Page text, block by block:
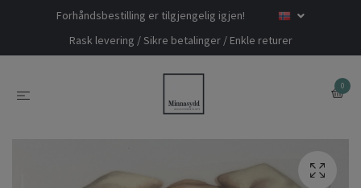
Forhåndsbestilling er tilgjengelig igjen!
Rask levering / Sikre betalinger / Enkle returer
0